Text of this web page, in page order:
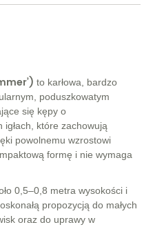
to karłowa, bardzo
poduszkowatym
się kępy o
które zachowują
powolnemu wzrostowi
formę i nie wymaga
0,5–0,8 metra wysokości i
propozycją do małych
oraz do uprawy w